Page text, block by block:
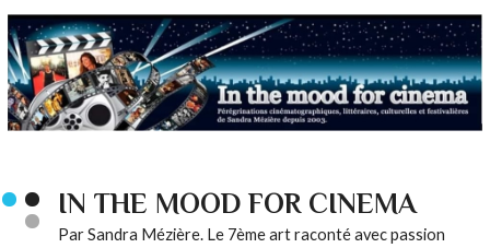
IN THE MOOD FOR CINEMA
Par Sandra Mézière. Le 7ème art raconté avec passion